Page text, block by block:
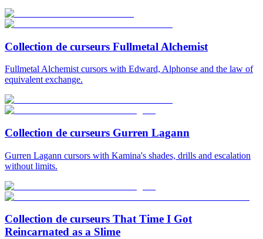
Collection de curseurs Fullmetal Alchemist
Fullmetal Alchemist cursors with Edward, Alphonse and the law of
equivalent exchange.
Collection de curseurs Gurren Lagann
Gurren Lagann cursors with Kamina's shades, drills and escalation
without limits.
Collection de curseurs That Time I Got
Reincarnated as a Slime